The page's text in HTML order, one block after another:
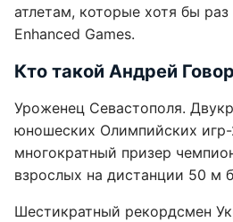
атлетам, которые хотя бы
Enhanced Games.
Кто такой Андрей
Уроженец Севастополя.
юношеских Олимпийских игр-
многократный призер
взрослых на дистанции 50 м
Шестикратный рекордсмен